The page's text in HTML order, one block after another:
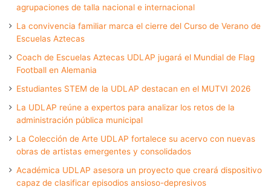
agrupaciones de talla nacional e internacional
La convivencia familiar marca el cierre del Curso de Verano de
Escuelas Aztecas
Coach de Escuelas Aztecas UDLAP jugará el Mundial de Flag
Football en Alemania
Estudiantes STEM de la UDLAP destacan en el MUTVI 2026
La UDLAP reúne a expertos para analizar los retos de la
administración pública municipal
La Colección de Arte UDLAP fortalece su acervo con nuevas
obras de artistas emergentes y consolidados
Académica UDLAP asesora un proyecto que creará dispositivo
capaz de clasificar episodios ansioso-depresivos